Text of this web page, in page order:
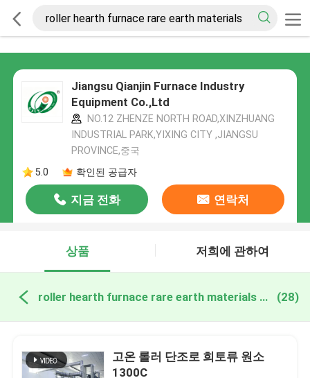
Jiangsu Qianjin Furnace Industry
Equipment Co.,Ltd
NO.12 ZHENZE NORTH ROAD,XINZHUANG
INDUSTRIAL PARK,YIXING CITY ,JIANGSU
PROVINCE,중국
5.0
확인된 공급자
지금 전화 연락처
상품 저희에 관하여
roller hearth furnace rare earth materials 온라인 제조 (28)
고온 롤러 단조로 희토류 원소
1300C